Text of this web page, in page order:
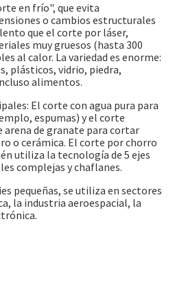
en frío", que evita
o cambios estructurales
que el corte por láser,
muy gruesos (hasta 300
al calor. La variedad es enorme:
plásticos, vidrio, piedra,
alimentos.
El corte con agua pura para
espumas) y el corte
arena de granate para cortar
o cerámica. El corte por chorro
utiliza la tecnología de 5 ejes
complejas y chaflanes.
pequeñas, se utiliza en sectores
la industria aeroespacial, la